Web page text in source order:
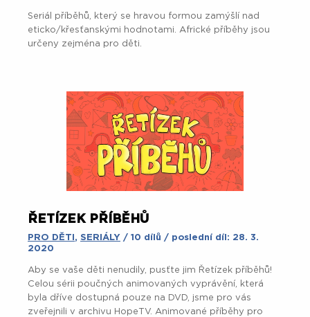
Seriál příběhů, který se hravou formou zamýšlí nad
eticko/křesťanskými hodnotami. Africké příběhy jsou
určeny zejména pro děti.
ŘETÍZEK PŘÍBĚHŮ
PRO DĚTI , SERIÁLY / 10 dílů / poslední díl: 28. 3.
2020
Aby se vaše děti nenudily, pusťte jim Řetízek příběhů!
Celou sérii poučných animovaných vyprávění, která
byla dříve dostupná pouze na DVD, jsme pro vás
zveřejnili v archivu HopeTV. Animované příběhy pro